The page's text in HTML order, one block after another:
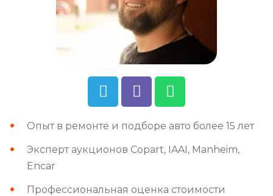
Опыт в ремонте и подборе авто более 15 лет
Эксперт аукционов Copart, IAAI, Manheim,
Encar
Профессиональная оценка стоимости